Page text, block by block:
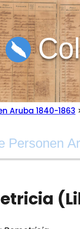
Aruba 1840-1863